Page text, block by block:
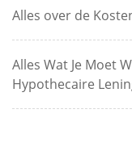
Alles over de
Alles Wat Je Moet
Hypothecaire